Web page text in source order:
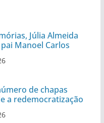
Júlia Almeida
Manoel Carlos
de chapas
a redemocratização